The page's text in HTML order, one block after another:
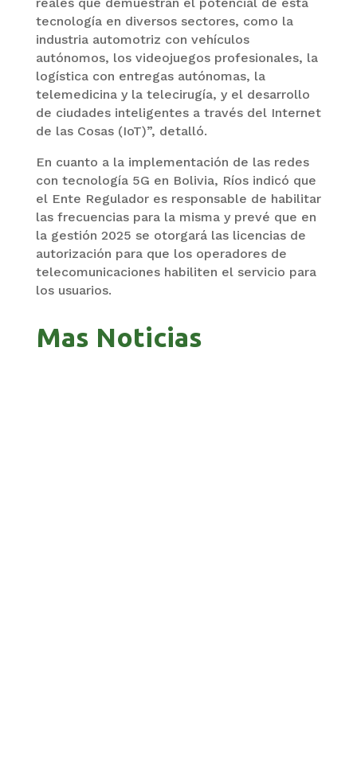
tecnología en diversos sectores, como la
industria automotriz con vehículos
autónomos, los videojuegos profesionales, la
logística con entregas autónomas, la
telemedicina y la telecirugía, y el desarrollo
de ciudades inteligentes a través del Internet
de las Cosas (IoT)”, detalló.
En cuanto a la implementación de las redes
con tecnología 5G en Bolivia, Ríos indicó que
el Ente Regulador es responsable de habilitar
las frecuencias para la misma y prevé que en
la gestión 2025 se otorgará las licencias de
autorización para que los operadores de
telecomunicaciones habiliten el servicio para
los usuarios.
Mas Noticias